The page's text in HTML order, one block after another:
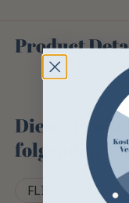
Product
Dieses
folgenden
FLIEGENDECKE